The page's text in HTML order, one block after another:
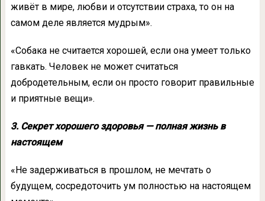
живёт в мире, любви и отсутствии страха, то он на
самом деле является мудрым».
«Собака не считается хорошей, если она умеет только
гавкать. Человек не может считаться
добродетельным, если он просто говорит правильные
и приятные вещи».
3. Секрет хорошего здоровья — полная жизнь в
настоящем
«Не задерживаться в прошлом, не мечтать о
будущем, сосредоточить ум полностью на настоящем